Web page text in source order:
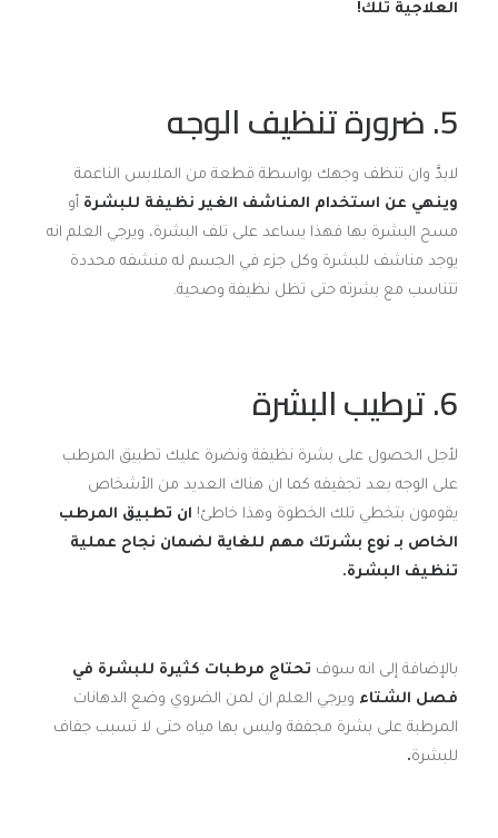
العلاجية تلك!
5. ضرورة تنظيف الوجه
لابدَّ وان تنظف وجهك بواسطة قطعة من الملابس الناعمة
وينهي عن استخدام المناشف الغير نظيفة للبشرة أو
مسح البشرة بها فهذا يساعد على تلف البشرة، ويرجي العلم انه
يوجد مناشف للبشرة وكل جزء في الجسم له منشفه محددة
تتناسب مع بشرته حتى تظل نظيفة وصحية.
6. ترطيب البشرة
لأجل الحصول على بشرة نظيفة ونضرة عليك تطبيق المرطب
على الوجه بعد تجفيفه كما ان هناك العديد من الأشخاص
يقومون بتخطي تلك الخطوة وهذا خاطئ! ان تطبيق المرطب
الخاص بـ نوع بشرتك مهم للغاية لضمان نجاح عملية
تنظيف البشرة.
بالإضافة إلى انه سوف تحتاج مرطبات كثيرة للبشرة في
فصل الشتاء ويرجي العلم ان لمن الضروي وضع الدهانات
المرطبة على بشرة مجففة وليس بها مياه حتى لا تسبب جفاف
للبشرة.